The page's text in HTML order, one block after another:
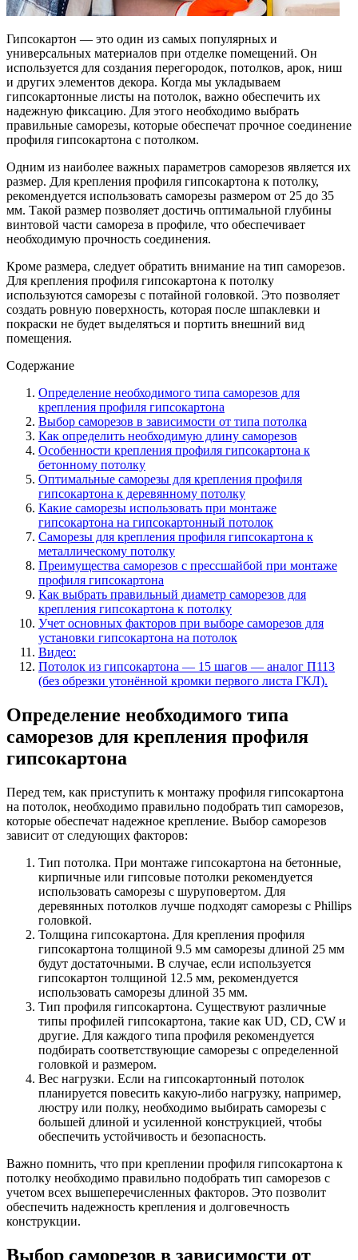
Гипсокартон — это один из самых популярных и
универсальных материалов при отделке помещений. Он
используется для создания перегородок, потолков, арок, ниш
и других элементов декора. Когда мы укладываем
гипсокартонные листы на потолок, важно обеспечить их
надежную фиксацию. Для этого необходимо выбрать
правильные саморезы, которые обеспечат прочное соединение
профиля гипсокартона с потолком.
Одним из наиболее важных параметров саморезов является их
размер. Для крепления профиля гипсокартона к потолку,
рекомендуется использовать саморезы размером от 25 до 35
мм. Такой размер позволяет достичь оптимальной глубины
винтовой части самореза в профиле, что обеспечивает
необходимую прочность соединения.
Кроме размера, следует обратить внимание на тип саморезов.
Для крепления профиля гипсокартона к потолку
используются саморезы с потайной головкой. Это позволяет
создать ровную поверхность, которая после шпаклевки и
покраски не будет выделяться и портить внешний вид
помещения.
Содержание
Определение необходимого типа саморезов для
крепления профиля гипсокартона
Выбор саморезов в зависимости от типа потолка
Как определить необходимую длину саморезов
Особенности крепления профиля гипсокартона к
бетонному потолку
Оптимальные саморезы для крепления профиля
гипсокартона к деревянному потолку
Какие саморезы использовать при монтаже
гипсокартона на гипсокартонный потолок
Саморезы для крепления профиля гипсокартона к
металлическому потолку
Преимущества саморезов с прессшайбой при монтаже
профиля гипсокартона
Как выбрать правильный диаметр саморезов для
крепления гипсокартона к потолку
Учет основных факторов при выборе саморезов для
установки гипсокартона на потолок
Видео:
Потолок из гипсокартона — 15 шагов — аналог П113
(без обрезки утонённой кромки первого листа ГКЛ).
Определение необходимого типа
саморезов для крепления профиля
гипсокартона
Перед тем, как приступить к монтажу профиля гипсокартона
на потолок, необходимо правильно подобрать тип саморезов,
которые обеспечат надежное крепление. Выбор саморезов
зависит от следующих факторов:
Тип потолка. При монтаже гипсокартона на бетонные,
кирпичные или гипсовые потолки рекомендуется
использовать саморезы с шуруповертом. Для
деревянных потолков лучше подходят саморезы с Phillips
головкой.
Толщина гипсокартона. Для крепления профиля
гипсокартона толщиной 9.5 мм саморезы длиной 25 мм
будут достаточными. В случае, если используется
гипсокартон толщиной 12.5 мм, рекомендуется
использовать саморезы длиной 35 мм.
Тип профиля гипсокартона. Существуют различные
типы профилей гипсокартона, такие как UD, CD, CW и
другие. Для каждого типа профиля рекомендуется
подбирать соответствующие саморезы с определенной
головкой и размером.
Вес нагрузки. Если на гипсокартонный потолок
планируется повесить какую-либо нагрузку, например,
люстру или полку, необходимо выбирать саморезы с
большей длиной и усиленной конструкцией, чтобы
обеспечить устойчивость и безопасность.
Важно помнить, что при креплении профиля гипсокартона к
потолку необходимо правильно подобрать тип саморезов с
учетом всех вышеперечисленных факторов. Это позволит
обеспечить надежность крепления и долговечность
конструкции.
Выбор саморезов в зависимости от